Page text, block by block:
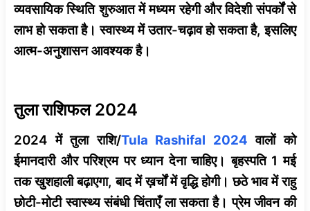
व्यवसायिक स्थिति शुरुआत में मध्यम रहेगी और विदेशी संपर्कों से
लाभ हो सकता है। स्वास्थ्य में उतार-चढ़ाव हो सकता है, इसलिए
आत्म-अनुशासन आवश्यक है।
तुला राशिफल 2024
2024 में तुला राशि/Tula Rashifal 2024 वालों को
ईमानदारी और परिश्रम पर ध्यान देना चाहिए। बृहस्पति 1 मई
तक खुशहाली बढ़ाएगा, बाद में ख़र्चों में वृद्धि होगी। छठे भाव में राहु
छोटी-मोटी स्वास्थ्य संबंधी चिंताएँ ला सकता है। प्रेम जीवन की